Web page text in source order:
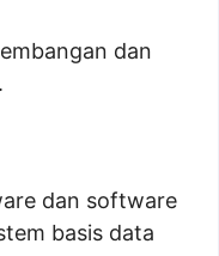
dan
dan software
basis data